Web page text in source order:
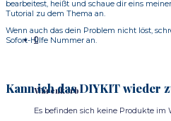
0
Warenkorb
Es befinden sich keine Produkte im
bearbeitest, heißt und schaue dir eins
Tutorial zu dem Thema an.
Wenn auch das dein Problem nicht löst,
Sofort-Hilfe Nummer an.
Kann ich das DIYKIT wieder